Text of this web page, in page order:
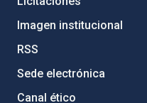
Imagen institucional
RSS
Sede electrónica
Canal ético